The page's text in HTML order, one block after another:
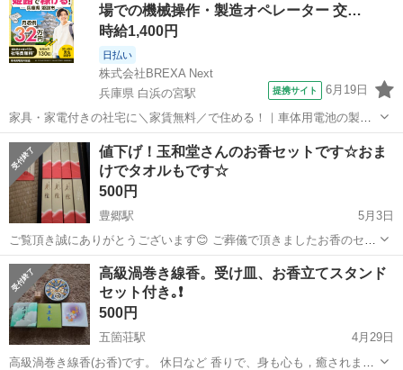
場での機械操作・製造オペレーター 交…
時給1,400円
日払い
株式会社BREXA Next
兵庫県 白浜の宮駅
提携サイト 6月19日
家具・家電付きの社宅に＼家賃無料／で住める！｜車体用電池の製造
｜未経験から月収例32万円♪｜さらに【年間休日130日】！ 人気の工場
のお仕事 ◇車体用電池の製造◇ 機械の操作、部品のセッティング、検
査、清掃業務など。 ...
兵庫 姫路市 白浜の宮駅 その他
値下げ！玉和堂さんのお香セットです☆おま
けでタオルもです☆
500円
豊郷駅
5月3日
ご覧頂き誠にありがとうございます😊 ご葬儀で頂きましたお香のセッ
トになります。 よろしければ、これもご葬儀で頂きました 小さなタオ
ルも4セットでおつけさせて頂きたいと思います 是非ともよろしくお
願い致します🤲
滋賀 犬上郡 豊郷駅 冠婚葬祭 お香
高級渦巻き線香。受け皿、お香立てスタンド
セット付き｡❗
500円
五箇荘駅
4月29日
高級渦巻き線香(お香)です。 休日など 香りで、身も心も，癒されま